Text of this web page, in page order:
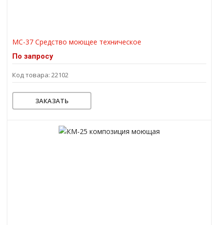
МС-37 Средство моющее техническое
По запросу
Код товара: 22102
ЗАКАЗАТЬ